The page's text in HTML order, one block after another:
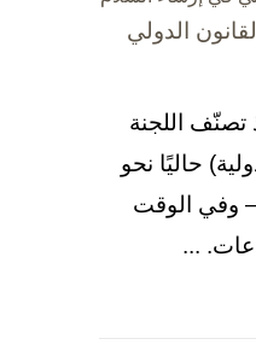
الدولي
تصنّف اللجنة
حاليًا نحو
مسلحًا حول العالم[1] – وفي الوقت
...